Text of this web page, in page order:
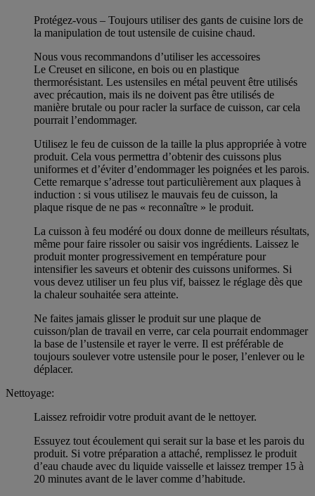
Protégez-vous – Toujours utiliser des gants de cuisine lors de
la manipulation de tout ustensile de cuisine chaud.
Nous vous recommandons d’utiliser les accessoires
Le Creuset en silicone, en bois ou en plastique
thermorésistant. Les ustensiles en métal peuvent être utilisés
avec précaution, mais ils ne doivent pas être utilisés de
manière brutale ou pour racler la surface de cuisson, car cela
pourrait l’endommager.
Utilisez le feu de cuisson de la taille la plus appropriée à votre
produit. Cela vous permettra d’obtenir des cuissons plus
uniformes et d’éviter d’endommager les poignées et les parois.
Cette remarque s’adresse tout particulièrement aux plaques à
induction : si vous utilisez le mauvais feu de cuisson, la
plaque risque de ne pas « reconnaître » le produit.
La cuisson à feu modéré ou doux donne de meilleurs résultats,
même pour faire rissoler ou saisir vos ingrédients. Laissez le
produit monter progressivement en température pour
intensifier les saveurs et obtenir des cuissons uniformes. Si
vous devez utiliser un feu plus vif, baissez le réglage dès que
la chaleur souhaitée sera atteinte.
Ne faites jamais glisser le produit sur une plaque de
cuisson/plan de travail en verre, car cela pourrait endommager
la base de l’ustensile et rayer le verre. Il est préférable de
toujours soulever votre ustensile pour le poser, l’enlever ou le
déplacer.
Nettoyage:
Laissez refroidir votre produit avant de le nettoyer.
Essuyez tout écoulement qui serait sur la base et les parois du
produit. Si votre préparation a attaché, remplissez le produit
d’eau chaude avec du liquide vaisselle et laissez tremper 15 à
20 minutes avant de le laver comme d’habitude.